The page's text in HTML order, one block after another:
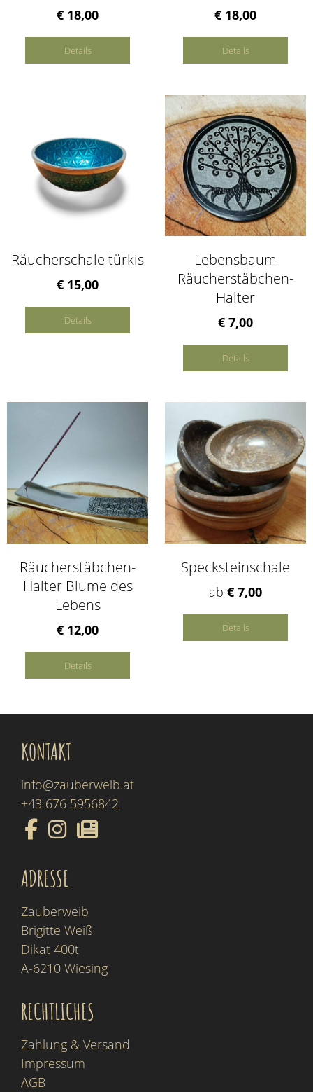
€ 18,00
Details
€ 18,00
Details
Räucherschale türkis
€ 15,00
Details
Lebensbaum
Räucherstäbchen-
Halter
€ 7,00
Details
Räucherstäbchen-
Halter Blume des
Lebens
€ 12,00
Details
Specksteinschale
ab € 7,00
Details
KONTAKT
info@zauberweib.at
+43 676 5956842
ADRESSE
Zauberweib
Brigitte Weiß
Dikat 400t
A-6210 Wiesing
RECHTLICHES
Zahlung & Versand
Impressum
AGB